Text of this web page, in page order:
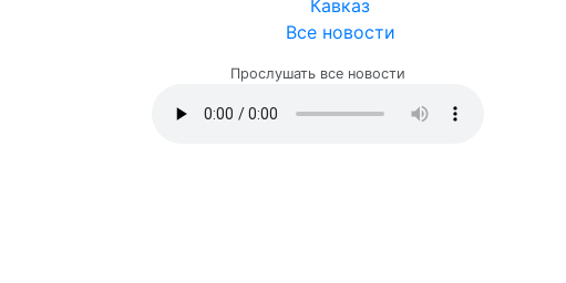
Кавказ
Все новости
Прослушать все новости